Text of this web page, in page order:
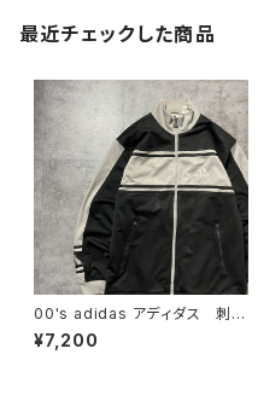
最近チェックした商品
00's adidas アディダス 刺繍
パフォーマンスロゴ アームロ
ゴ モノトーン ジャージ トラ
¥7,200